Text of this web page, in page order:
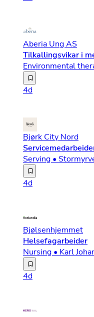
Aberia Ung AS
Tilkallingsvikar i
Environmental
Aberia UNG søker
4d
Bjørk City Nord
Serving •
Bjørk City Nord
4d
Bjølsenhjemmet
Helsefagarbeider
Nursing • Karl
Velkommen til
4d